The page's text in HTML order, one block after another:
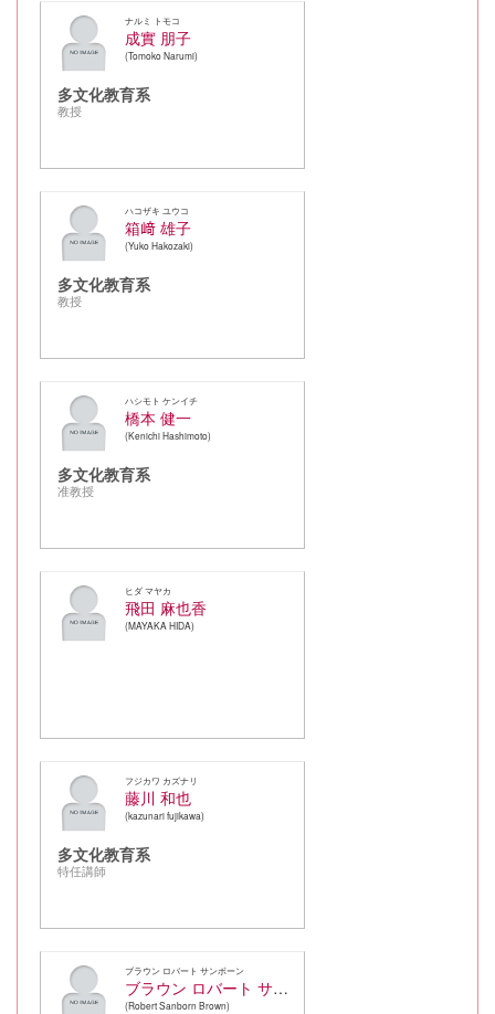
ナルミ トモコ
成實 朋子
Tomoko Narumi
多文化教育系
教授
ハコザキ ユウコ
箱﨑 雄子
Yuko Hakozaki
多文化教育系
教授
ハシモト ケンイチ
橋本 健一
Kenichi Hashimoto
多文化教育系
准教授
ヒダ マヤカ
飛田 麻也香
MAYAKA HIDA
フジカワ カズナリ
藤川 和也
kazunari fujikawa
多文化教育系
特任講師
ブラウン ロバート サンボーン
ブラウン ロバート サンボーン
Robert Sanborn Brown